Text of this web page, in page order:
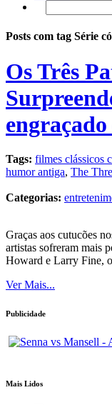
Posts com tag Série
Os Três
Tags: filmes clássicos
humor antiga, The
Categorias:
Graças aos cutucões
artistas sofreram mais
Howard e Larry Fine,
Ver Mais...
Publicidade
Mais Lidos